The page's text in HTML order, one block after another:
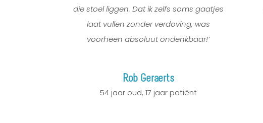
die stoel liggen. Dat ik zelfs soms gaatjes
laat vullen zonder verdoving, was
voorheen absoluut ondenkbaar!’
Rob Geraerts
54 jaar oud, 17 jaar patiënt